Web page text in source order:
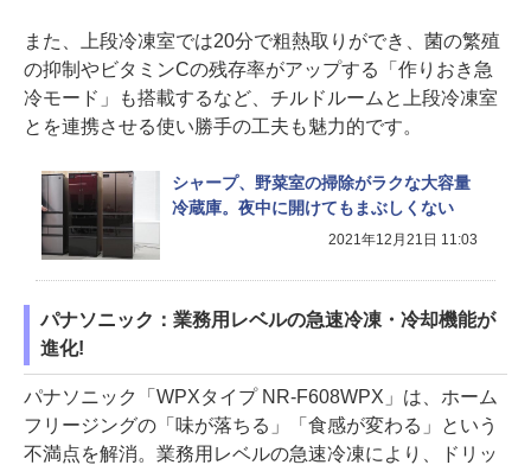
また、上段冷凍室では20分で粗熱取りができ、菌の繁殖
の抑制やビタミンCの残存率がアップする「作りおき急
冷モード」も搭載するなど、チルドルームと上段冷凍室
とを連携させる使い勝手の工夫も魅力的です。
シャープ、野菜室の掃除がラクな大容量
冷蔵庫。夜中に開けてもまぶしくない
2021年12月21日 11:03
パナソニック：業務用レベルの急速冷凍・冷却機能が
進化!
パナソニック「WPXタイプ NR-F608WPX」は、ホーム
フリージングの「味が落ちる」「食感が変わる」という
不満点を解消。業務用レベルの急速冷凍により、ドリッ